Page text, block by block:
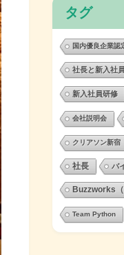
タグ
国内優良企業認
社長と新入社
新入社員研修
会社説明会
クリアソン新宿
社長 バ
Buzzworks（
Team Python